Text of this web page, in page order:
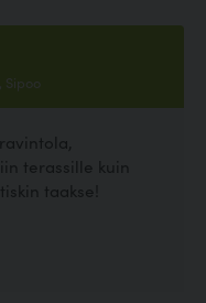
Sipoo
terassille kuin
taakse!